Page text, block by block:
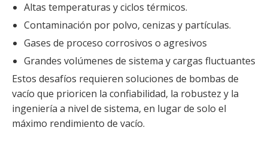
Altas temperaturas y ciclos térmicos.
Contaminación por polvo, cenizas y partículas.
Gases de proceso corrosivos o agresivos
Grandes volúmenes de sistema y cargas fluctuantes
Estos desafíos requieren soluciones de bombas de
vacío que prioricen la confiabilidad, la robustez y la
ingeniería a nivel de sistema, en lugar de solo el
máximo rendimiento de vacío.